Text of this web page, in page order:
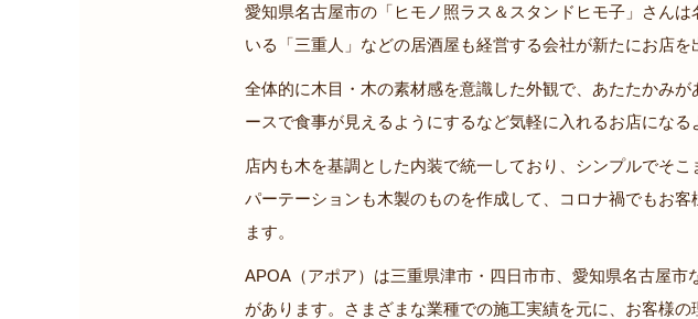
愛知県名古屋市の「ヒモノ照ラス＆スタンドヒモ子」さん
いる「三重人」などの居酒屋も経営する会社が新たにお店
全体的に木目・木の素材感を意識した外観で、あたたかみ
ースで食事が見えるようにするなど気軽に入れるお店になる
店内も木を基調とした内装で統一しており、シンプルでそ
パーテーションも木製のものを作成して、コロナ禍でもお
ます。
APOA（アポア）は三重県津市・四日市市、愛知県名古屋
があります。さまざまな業種での施工実績を元に、お客様